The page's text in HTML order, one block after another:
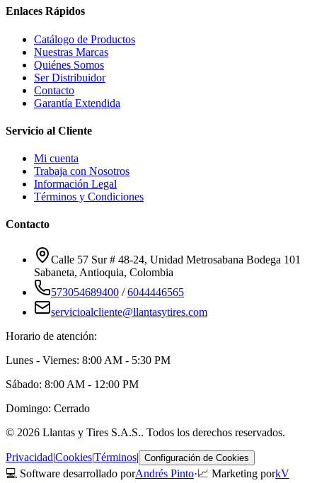
Enlaces Rápidos
Catálogo de Productos
Nuestras Marcas
Quiénes Somos
Ser Distribuidor
Contacto
Garantía Extendida
Servicio al Cliente
Mi cuenta
Trabaja con Nosotros
Información Legal
Términos y Condiciones
Contacto
Calle 57 Sur # 48-24, Unidad Metrosabana Bodega 101
Sabaneta, Antioquia, Colombia
573054689400 /6044446565
servicioalcliente@llantasytires.com
Horario de atención:
Lunes - Viernes: 8:00 AM - 5:30 PM
Sábado: 8:00 AM - 12:00 PM
Domingo: Cerrado
© 2026 Llantas y Tires S.A.S.. Todos los derechos reservados.
Privacidad|Cookies|Términos| Configuración de Cookies
💻 Software desarrollado porAndrés Pinto·📈 Marketing porkV